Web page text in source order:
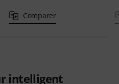
Comparer
intelligent